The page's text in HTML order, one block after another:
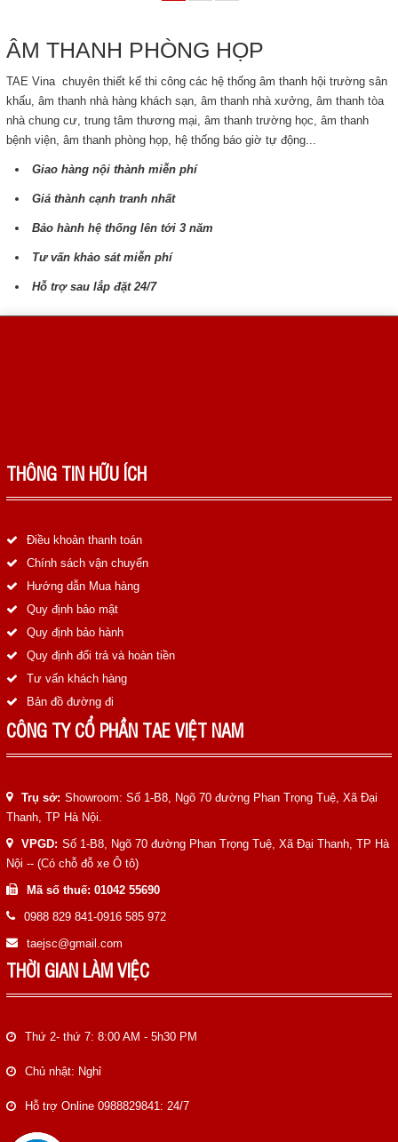
ÂM THANH PHÒNG HỌP
TAE Vina chuyên thiết kế thi công các hệ thống âm thanh hội trường sân
khấu, âm thanh nhà hàng khách sạn, âm thanh nhà xưởng, âm thanh tòa
nhà chung cư, trung tâm thương mại, âm thanh trường học, âm thanh
bệnh viện, âm thanh phòng họp, hệ thống báo giờ tự động...
Giao hàng nội thành miễn phí
Giá thành cạnh tranh nhất
Bảo hành hệ thống lên tới 3 năm
Tư vấn khảo sát miễn phí
Hỗ trợ sau lắp đặt 24/7
THÔNG TIN HỮU ÍCH
Điều khoản thanh toán
Chính sách vận chuyển
Hướng dẫn Mua hàng
Quy định bảo mật
Quy định bảo hành
Quy định đổi trả và hoàn tiền
Tư vấn khách hàng
Bản đồ đường đi
CÔNG TY CỔ PHẦN TAE VIỆT NAM
Trụ sở: Showroom: Số 1-B8, Ngõ 70 đường Phan Trọng Tuệ, Xã Đại
Thanh, TP Hà Nội.
VPGD: Số 1-B8, Ngõ 70 đường Phan Trọng Tuệ, Xã Đại Thanh, TP Hà
Nội -- (Có chỗ đỗ xe Ô tô)
Mã số thuế: 01042 55690
0988 829 841-0916 585 972
taejsc@gmail.com
THỜI GIAN LÀM VIỆC
Thứ 2- thứ 7: 8:00 AM - 5h30 PM
Chủ nhật: Nghỉ
Hỗ trợ Online 0988829841: 24/7